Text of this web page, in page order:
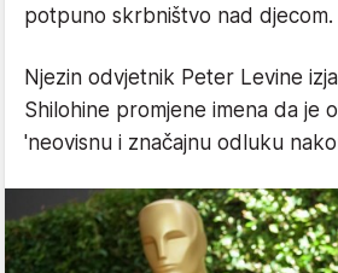
potpuno skrbništvo nad djecom.
Njezin odvjetnik Peter Levine
Shilohine promjene imena da je
'neovisnu i značajnu odluku